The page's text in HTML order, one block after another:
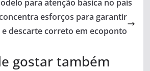
para atenção básica no país
esforços para garantir
descarte correto em ecoponto
gostar também